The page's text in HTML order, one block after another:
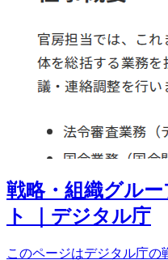
戦略・組織グル
ト ｜デジタル庁
このページはデジタル庁